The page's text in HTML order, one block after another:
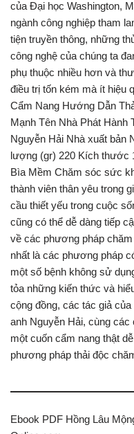
của Đại học Washington,
ngành công nghiệp tham
tiện truyền thông, những
công nghệ của chúng ta
phụ thuộc nhiều hơn và
điều trị tốn kém mà ít hiệu
Cẩm Nang Hướng Dẫn
Mạnh Tên Nhà Phát Hành
Nguyễn Hải Nhà xuất bản
lượng (gr) 220 Kích thước
Bìa Mềm Chăm sóc sức
thành viên thân yêu trong
cầu thiết yếu trong cuộc
cũng có thể dễ dàng tiếp
về các phương pháp
nhất là các phương pháp
một số bệnh không sử
tỏa những kiến thức và
cộng đồng, các tác giả
anh Nguyễn Hải, cùng
một cuốn cẩm nang thật
phương pháp thải độc
Ebook PDF Hồng Lâu